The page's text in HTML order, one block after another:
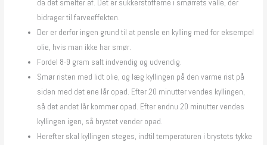
da det smelter af. Det er sukkerstofferne i smørrets valle, der
bidrager til farveeffekten.
Der er derfor ingen grund til at pensle en kylling med for eksempel
olie, hvis man ikke har smør.
Fordel 8-9 gram salt indvendig og udvendig.
Smør risten med lidt olie, og læg kyllingen på den varme rist på
siden med det ene lår opad. Efter 20 minutter vendes kyllingen,
så det andet lår kommer opad. Efter endnu 20 minutter vendes
kyllingen igen, så brystet vender opad.
Herefter skal kyllingen steges, indtil temperaturen i brystets tykke